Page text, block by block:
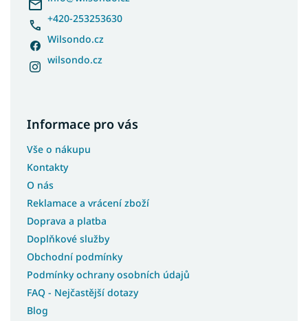
+420-253253630
Wilsondo.cz
wilsondo.cz
Informace pro vás
Vše o nákupu
Kontakty
O nás
Reklamace a vrácení zboží
Doprava a platba
Doplňkové služby
Obchodní podmínky
Podmínky ochrany osobních údajů
FAQ - Nejčastější dotazy
Blog